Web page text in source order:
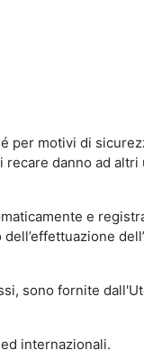
per motivi di
danno ad
e
sono fornite
internazionali.